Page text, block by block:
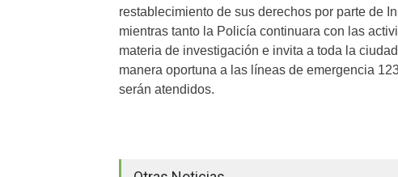
restablecimiento de sus derechos por parte de
mientras tanto la Policía continuara con las
materia de investigación e invita a toda la
manera oportuna a las líneas de emergencia
serán atendidos.